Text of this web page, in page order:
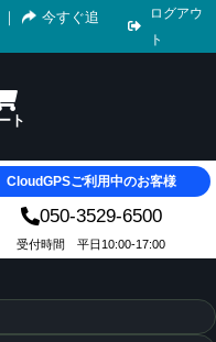
｜
今すぐ追
ログアウ
ト
CloudGPSご利用中のお客様
050-3529-6500
受付時間 平日10:00-17:00